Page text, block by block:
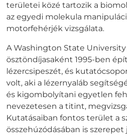
területei közé tartozik a
az egyedi molekula
motorfehérjék vizsgálata.
A Washington State
ösztöndíjasaként 1995-ben
lézercsipeszét, és
volt, aki a lézernyaláb
és kigombolyítani egyetlen
nevezetesen a titint,
Kutatásaiban fontos terület a
összehúzódásában is